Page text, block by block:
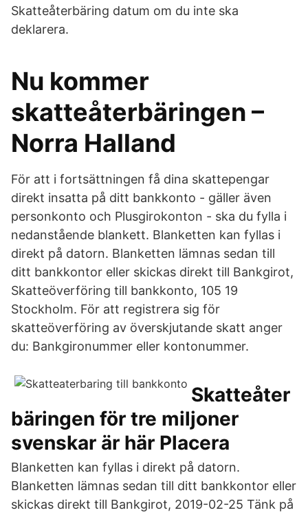
Skatteåterbäring datum om du inte ska
deklarera.
Nu kommer
skatteåterbäringen –
Norra Halland
För att i fortsättningen få dina skattepengar
direkt insatta på ditt bankkonto - gäller även
personkonto och Plusgirokonton - ska du fylla i
nedanstående blankett. Blanketten kan fyllas i
direkt på datorn. Blanketten lämnas sedan till
ditt bankkontor eller skickas direkt till Bankgirot,
Skatteöverföring till bankkonto, 105 19
Stockholm. För att registrera sig för
skatteöverföring av överskjutande skatt anger
du: Bankgironummer eller kontonummer.
Skatteåter
bäringen för tre miljoner
svenskar är här Placera
Blanketten kan fyllas i direkt på datorn.
Blanketten lämnas sedan till ditt bankkontor eller
skickas direkt till Bankgirot, 2019-02-25 Tänk på